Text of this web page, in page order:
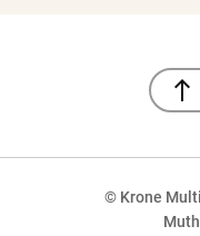
north
© Krone